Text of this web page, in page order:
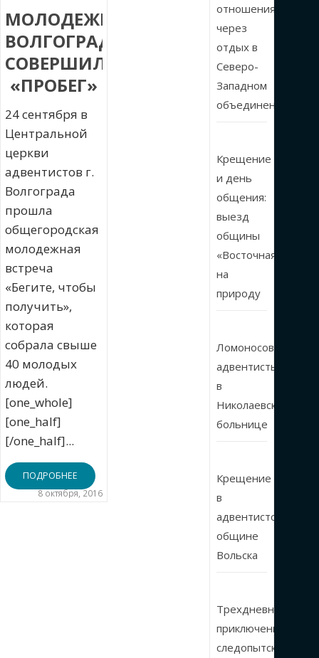
МОЛОДЕЖЬ
ВОЛГОГРАДА
СОВЕРШИЛА
«ПРОБЕГ»
24 сентября в
Центральной
церкви
адвентистов г.
Волгограда
прошла
общегородская
молодежная
встреча
«Бегите, чтобы
получить»,
которая
собрала свыше
40 молодых
людей.
[one_whole]
[one_half]
[/one_half]...
ПОДРОБНЕЕ
8 октября, 2016
отношения
через
отдых в
Северо-
Западном
объединении
Крещение
и день
общения:
выезд
общины
«Восточная»
на
природу
Ломоносовские
адвентисты
в
Николаевской
больнице
Крещение
в
адвентистской
общине
Вольска
Трехдневные
приключения
следопытского